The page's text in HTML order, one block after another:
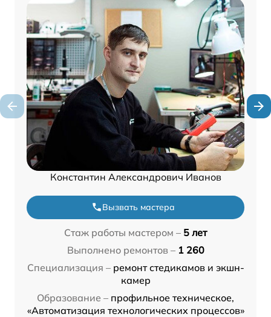
Константин Александрович Иванов
Вызвать мастера
Стаж работы мастером – 5 лет
Выполнено ремонтов – 1 260
Специализация – ремонт стедикамов и экшн-
камер
Образование – профильное техническое,
«Автоматизация технологических процессов»